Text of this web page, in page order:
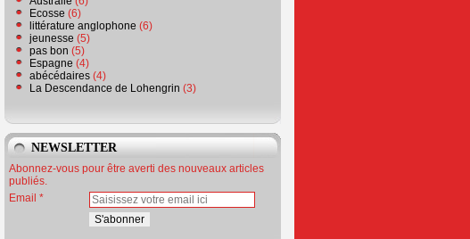
Ecosse (6)
littérature anglophone (6)
jeunesse (5)
pas bon (5)
Espagne (4)
abécédaires (4)
La Descendance de Lohengrin (3)
NEWSLETTER
Abonnez-vous pour être averti des nouveaux articles
publiés.
Email